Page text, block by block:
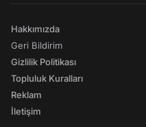
Hakkımızda
Geri Bildirim
Gizlilik Politikası
Topluluk Kuralları
Reklam
İletişim